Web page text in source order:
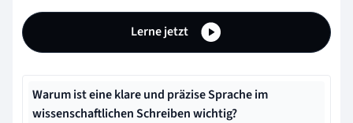
Lerne jetzt
Warum ist eine klare und präzise Sprache im
wissenschaftlichen Schreiben wichtig?